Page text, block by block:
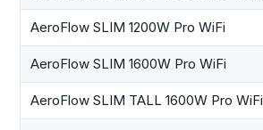
AeroFlow SLIM 1200W Pro WiFi
AeroFlow SLIM 1600W Pro WiFi
AeroFlow SLIM TALL 1600W Pro WiFi